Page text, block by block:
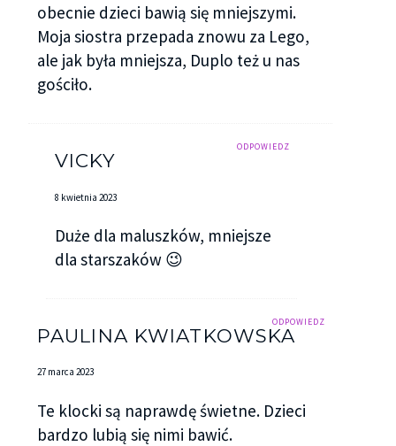
obecnie dzieci bawią się mniejszymi.
Moja siostra przepada znowu za Lego,
ale jak była mniejsza, Duplo też u nas
gościło.
ODPOWIEDZ
VICKY
8 kwietnia 2023
Duże dla maluszków, mniejsze
dla starszaków 😉
ODPOWIEDZ
PAULINA KWIATKOWSKA
27 marca 2023
Te klocki są naprawdę świetne. Dzieci
bardzo lubią się nimi bawić.